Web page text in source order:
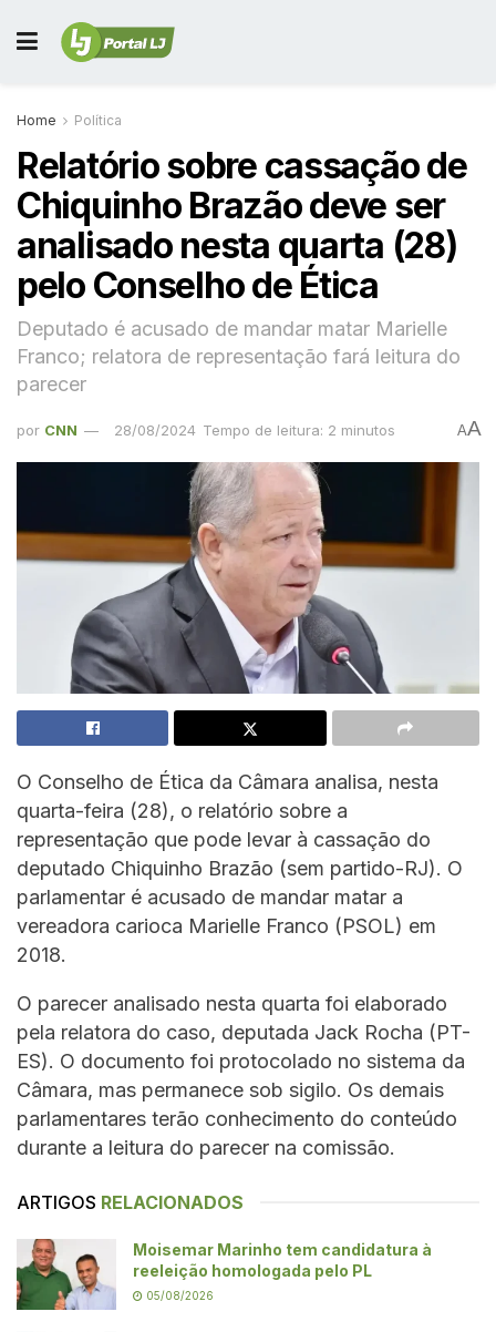
Home Política
Relatório sobre cassação de
Chiquinho Brazão deve ser
analisado nesta quarta (28)
pelo Conselho de Ética
Deputado é acusado de mandar matar Marielle
Franco; relatora de representação fará leitura do
parecer
por CNN 28/08/2024 Tempo de leitura: 2 minutos AA
O Conselho de Ética da Câmara analisa, nesta
quarta-feira (28), o relatório sobre a
representação que pode levar à cassação do
deputado Chiquinho Brazão (sem partido-RJ). O
parlamentar é acusado de mandar matar a
vereadora carioca Marielle Franco (PSOL) em
2018.
O parecer analisado nesta quarta foi elaborado
pela relatora do caso, deputada Jack Rocha (PT-
ES). O documento foi protocolado no sistema da
Câmara, mas permanece sob sigilo. Os demais
parlamentares terão conhecimento do conteúdo
durante a leitura do parecer na comissão.
ARTIGOS RELACIONADOS
Moisemar Marinho tem candidatura à
reeleição homologada pelo PL
05/08/2026